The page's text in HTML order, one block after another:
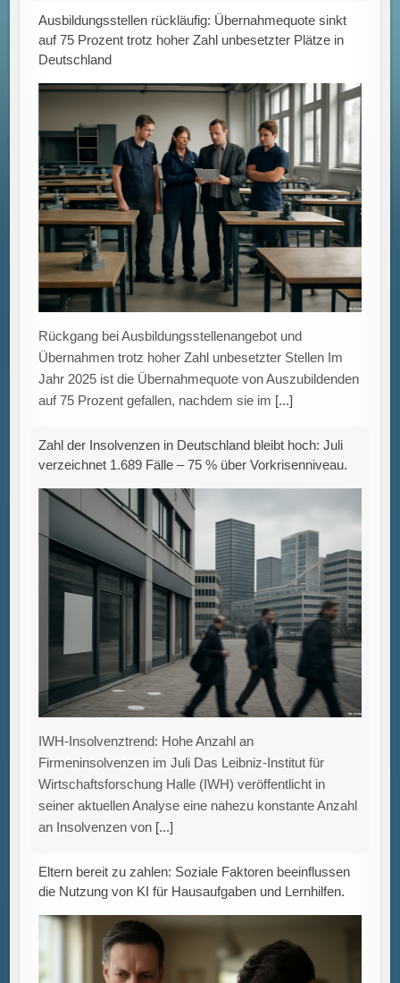
Rückgang bei Ausbildungsstellenangebot und
Übernahmen trotz hoher Zahl unbesetzter Stellen Im
Jahr 2025 ist die Übernahmequote von Auszubildenden
auf 75 Prozent gefallen, nachdem sie im[...]
Zahl der Insolvenzen in Deutschland bleibt hoch: Juli
verzeichnet 1.689 Fälle – 75 % über Vorkrisenniveau.
IWH-Insolvenztrend: Hohe Anzahl an
Firmeninsolvenzen im Juli Das Leibniz-Institut für
Wirtschaftsforschung Halle (IWH) veröffentlicht in
seiner aktuellen Analyse eine nahezu konstante Anzahl
an Insolvenzen von[...]
Eltern bereit zu zahlen: Soziale Faktoren beeinflussen
die Nutzung von KI für Hausaufgaben und Lernhilfen.